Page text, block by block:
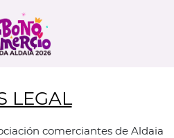
LEGAL
comerciantes de Aldaia